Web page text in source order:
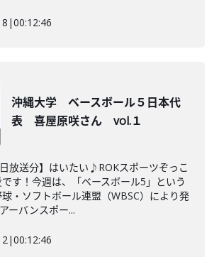
|00:12:46
沖縄大学 ベースボール５日本代
表 喜屋原咲さん vol.１
日放送分】はいたい♪ROKスポーツぞっこ
す！今週は、「ベースボール5」という
・ソフトボール連盟（WBSC）により発
ーバンスポー...
|00:12:46